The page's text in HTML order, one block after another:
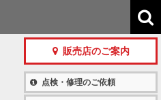
販売店のご案内
点検・修理のご依頼